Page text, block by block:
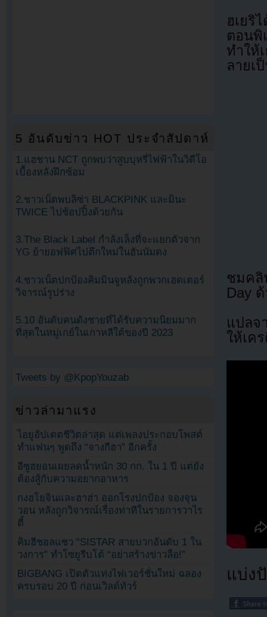
ฮเยริ
ตอนพิ
ทำให้
ลายเ
ชมคลิ
Day
แปล
ให้เค
แบ่ง
5 อันดับข่าว HOT ประจำสัปดาห์
1.แฮชาน NCT ถูกพบว่าสูบบุหรี่ไฟฟ้าในวิดีโอ
เบื้องหลังฝึกซ้อม
2.ชาวเน็ตพบลิซ่า BLACKPINK และมินะ
TWICE ไปช้อปปิ้งด้วยกัน
3.The Black Label กำลังเล็งที่จะแยกตัวจาก
YG ย้ายอฟฟิศไปตึกใหม่ในฮันนัมดง
4.ชาวเน็ตปกป้องคิมมินจูหลังถูกพวกเฮดเตอร์
วิจารณ์รูปร่าง
5.10 อันดับคนดังชายที่ได้รับความนิยมมาก
ที่สุดในหมู่เกย์ในเกาหลีใต้ของปี 2023
Tweets by @KpopYouzab
ข่าวล่ามาแรง
ไอยูอัปเดตชีวิตล่าสุด แต่เพลงประกอบโพสต์
ทำแฟนๆ พูดถึง “จางกีฮา” อีกครั้ง
อีซูฮยอนเผยลดน้ำหนัก 30 กก. ใน 1 ปี แต่ยัง
ต้องสู้กับความอยากอาหาร
กงฮโยจินและฮาฮ่า ออกโรงปกป้อง จองจุน
วอน หลังถูกวิจารณ์เรื่องท่าทีในรายการวาไร
ตี้
คิมฮีชอลแซว “SISTAR สายบวกอันดับ 1 ใน
วงการ” ทำโซยูรีบโต้ “อย่าสร้างข่าวลือ!”
BIGBANG เปิดตัวแท่งไฟเวอร์ชั่นใหม่ ฉลอง
ครบรอบ 20 ปี ก่อนเวิลด์ทัวร์